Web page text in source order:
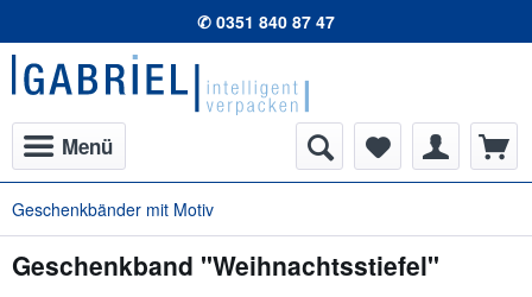
✆ 0351 840 87 47
Menü
Geschenkbänder mit Motiv
Geschenkband "Weihnachtsstiefel"